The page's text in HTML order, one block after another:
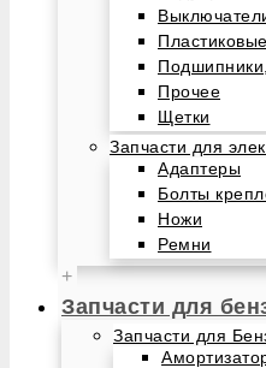
Прочее
Щетки
Запчасти для
Адаптеры
Болты
Ножи
Ремни
+
Запчасти для
Запчасти для